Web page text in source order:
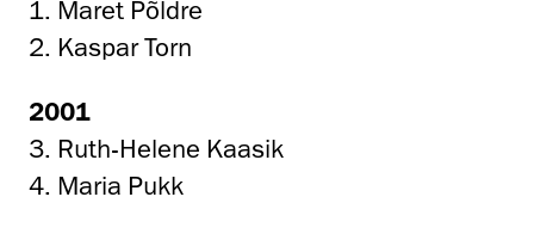
1. Maret Põldre
2. Kaspar Torn
2001
3. Ruth-Helene Kaasik
4. Maria Pukk